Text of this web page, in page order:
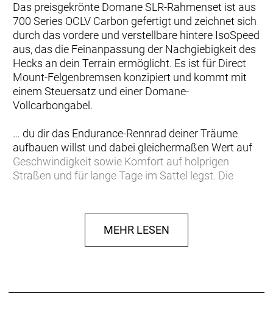
Das preisgekrönte Domane SLR-Rahmenset ist aus
700 Series OCLV Carbon gefertigt und zeichnet sich
durch das vordere und verstellbare hintere IsoSpeed
aus, das die Feinanpassung der Nachgiebigkeit des
Hecks an dein Terrain ermöglicht. Es ist für Direct
Mount-Felgenbremsen konzipiert und kommt mit
einem Steuersatz und einer Domane-
Vollcarbongabel.
… du dir das Endurance-Rennrad deiner Träume
aufbauen willst und dabei gleichermaßen Wert auf
Geschwindigkeit sowie Komfort auf holprigen
Straßen und für lange Tage im Sattel legst. Die
Ein leichter Rahmen aus 600 Series OCLV Carbon
MEHR LESEN